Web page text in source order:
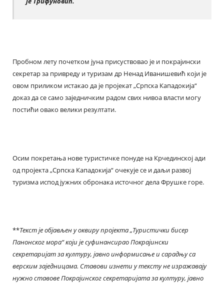
Пробном лету почетком јуна присуствовао је и покрајински
секретар за привреду и туризам др Ненад Иванишевић који је
овом приликом истакао да је пројекат „Српска Кападокија“
доказ да се само заједничким радом свих нивоа власти могу
постићи овако велики резултати.
Осим покретања нове туристичке понуде на Крчединској ади
од пројекта „Српска Кападокија“ очекује се и даљи развој
туризма испод јужних обронака источног дела Фрушке горе.
**Текст је објављен у оквиру пројекта „Туристички бисер
Панонског мора“који је суфинансирао Покрајински
секретаријат за културу, јавно информисање и сарадњу са
верским заједницама. Ставови изнети у тексту не изражавају
нужно ставове Покрајинског секретаријата за културу, јавно